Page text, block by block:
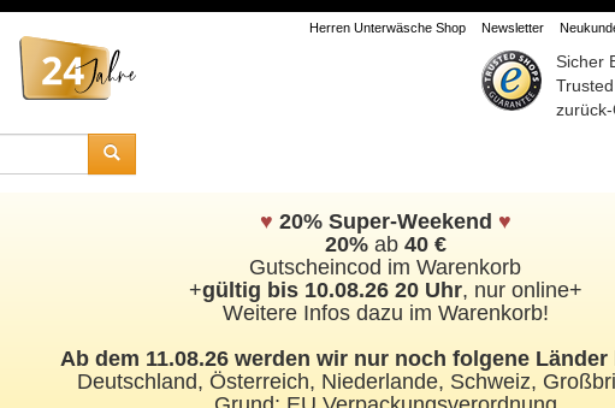
Herren Unterwäsche Shop Newsletter
Sicher
zurück-
♥ 20% Super-Weekend ♥
20%ab 40 €
Gutscheincod im Warenkorb
+gültig bis 10.08.26 20 Uhr, nur online+
Weitere Infos dazu im Warenkorb!
Ab dem 11.08.26 werden wir nur noch folgene
Deutschland, Österreich, Niederlande, Schweiz,